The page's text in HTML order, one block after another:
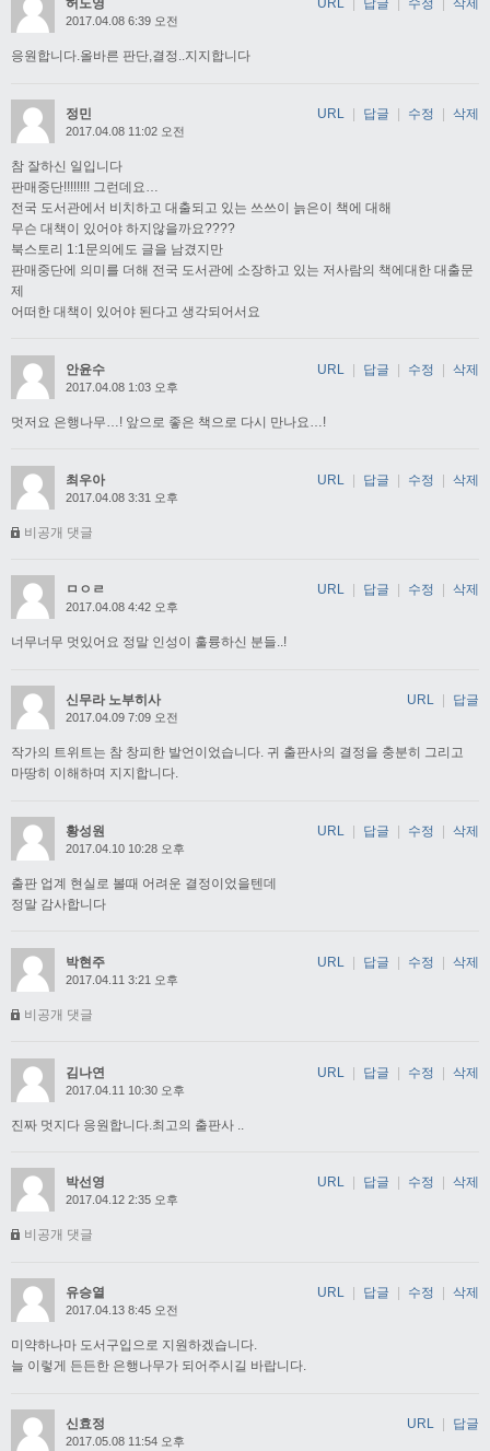
허도영
2017.04.08 6:39 오전
응원합니다.올바른 판단,결정..지지합니다
URL 답글 수정 삭제
정민
2017.04.08 11:02 오전
참 잘하신 일입니다
판매중단!!!!!!!! 그런데요…
전국 도서관에서 비치하고 대출되고 있는 쓰쓰이 늙은이 책에 대해
무슨 대책이 있어야 하지않을까요????
북스토리 1:1문의에도 글을 남겼지만
판매중단에 의미를 더해 전국 도서관에 소장하고 있는 저사람의 책에대한 대출문
제
어떠한 대책이 있어야 된다고 생각되어서요
URL 답글 수정 삭제
안윤수
2017.04.08 1:03 오후
멋저요 은행나무…! 앞으로 좋은 책으로 다시 만나요…!
URL | 답글 | 수정 | 삭제
최우아
2017.04.08 3:31 오후
비공개 댓글
URL | 답글 | 수정 | 삭제
ㅁㅇㄹ
2017.04.08 4:42 오후
너무너무 멋있어요 정말 인성이 훌륭하신 분들..!
URL 답글 수정 삭제
신무라 노부히사
2017.04.09 7:09 오전
작가의 트위트는 참 창피한 발언이었습니다. 귀 출판사의 결정을 충분히 그리고
마땅히 이해하며 지지합니다.
URL 답글
황성원
2017.04.10 10:28 오후
출판 업계 현실로 볼때 어려운 결정이었을텐데
정말 감사합니다
URL 답글 수정 삭제
박현주
2017.04.11 3:21 오후
비공개 댓글
URL | 답글 | 수정 | 삭제
김나연
2017.04.11 10:30 오후
진짜 멋지다 응원합니다.최고의 출판사 ..
URL | 답글 | 수정 | 삭제
박선영
2017.04.12 2:35 오후
비공개 댓글
URL 답글 수정 삭제
유승열
2017.04.13 8:45 오전
미약하나마 도서구입으로 지원하겠습니다.
늘 이렇게 든든한 은행나무가 되어주시길 바랍니다.
URL 답글 수정 삭제
신효정
2017.05.08 11:54 오후
URL 답글